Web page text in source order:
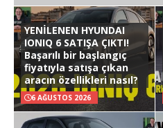
YENİLENEN HYUNDAI
IONIQ 6 SATIŞA ÇIKTI!
Başarılı bir başlangıç
fiyatıyla satışa çıkan
aracın özellikleri nasıl?
6 AĞUSTOS 2026